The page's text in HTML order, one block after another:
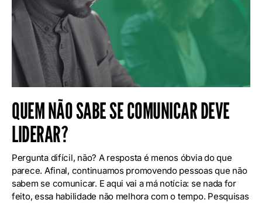
QUEM NÃO SABE SE COMUNICAR DEVE
LIDERAR?
Pergunta difícil, não? A resposta é menos óbvia do que
parece. Afinal, continuamos promovendo pessoas que não
sabem se comunicar. E aqui vai a má notícia: se nada for
feito, essa habilidade não melhora com o tempo. Pesquisas